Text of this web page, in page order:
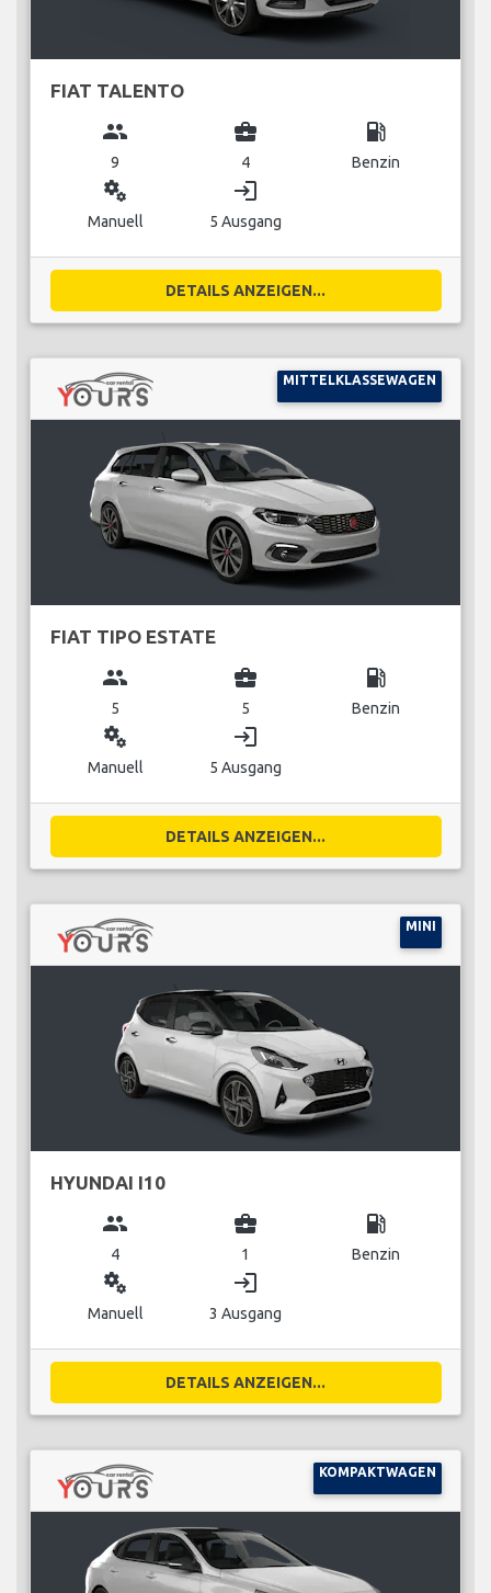
FIAT TALENTO
group
9
business_center
4
local_gas_station
Benzin
miscellaneous_services
Manuell
login
5 Ausgang
DETAILS ANZEIGEN...
MITTELKLASSEWAGEN
FIAT TIPO ESTATE
group
5
business_center
5
local_gas_station
Benzin
miscellaneous_services
Manuell
login
5 Ausgang
DETAILS ANZEIGEN...
MINI
HYUNDAI I10
group
4
business_center
1
local_gas_station
Benzin
miscellaneous_services
Manuell
login
3 Ausgang
DETAILS ANZEIGEN...
KOMPAKTWAGEN